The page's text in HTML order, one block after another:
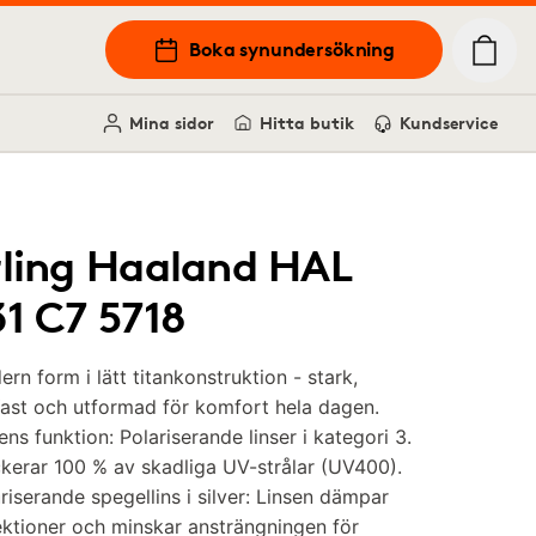
Boka synundersökning
Mina sidor Hitta butik Kundservice
Haaland HAL
C7 5718
form i lätt titankonstruktion - stark,
och utformad för komfort hela dagen.
funktion: Polariserande linser i kategori 3.
100 % av skadliga UV-strålar (UV400).
spegellins i silver: Linsen dämpar
och minskar ansträngningen för